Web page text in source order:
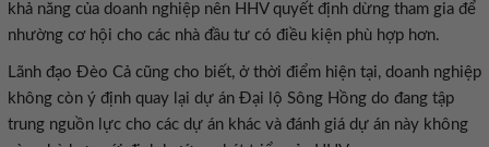
khả năng của doanh nghiệp nên HHV quyết định dừng tham gia để
nhường cơ hội cho các nhà đầu tư có điều kiện phù hợp hơn.
Lãnh đạo Đèo Cả cũng cho biết, ở thời điểm hiện tại, doanh nghiệp
không còn ý định quay lại dự án Đại lộ Sông Hồng do đang tập
trung nguồn lực cho các dự án khác và đánh giá dự án này không